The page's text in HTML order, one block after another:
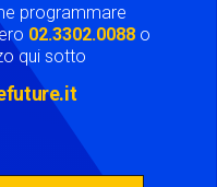
programmare
02.3302.0088 o
qui sotto